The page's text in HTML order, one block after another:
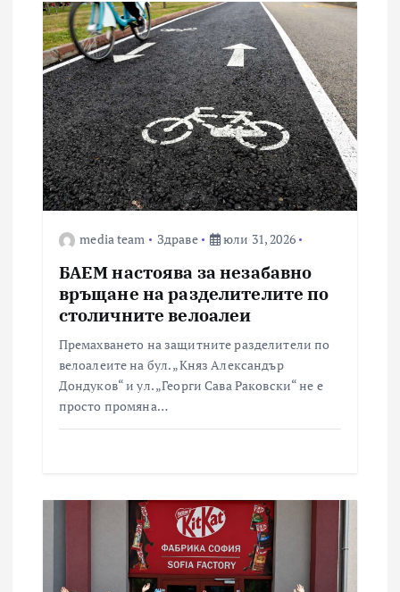
media team Здраве юли 31, 2026
БАЕМ настоява за незабавно
връщане на разделителите по
столичните велоалеи
Премахването на защитните разделители по
велоалеите на бул. „Княз Александър
Дондуков“ и ул. „Георги Сава Раковски“ не е
просто промяна…